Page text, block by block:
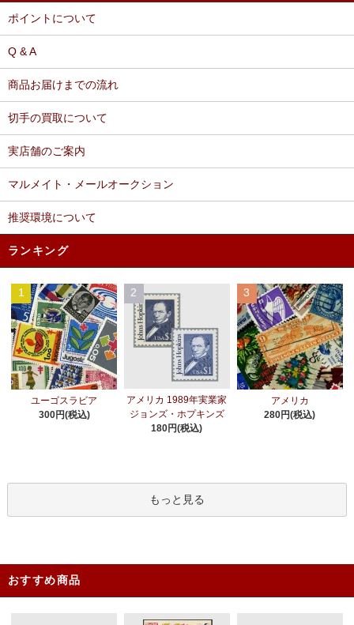
ポイントについて
Q & A
商品お届けまでの流れ
切手の買取について
実店舗のご案内
マルメイト・メールオークション
推奨環境について
ランキング
1
ユーゴスラビア
300円(税込)
2
アメリカ 1989年実業家
ジョンズ・ホプキンズ
180円(税込)
3
アメリカ
280円(税込)
もっと見る
おすすめ商品